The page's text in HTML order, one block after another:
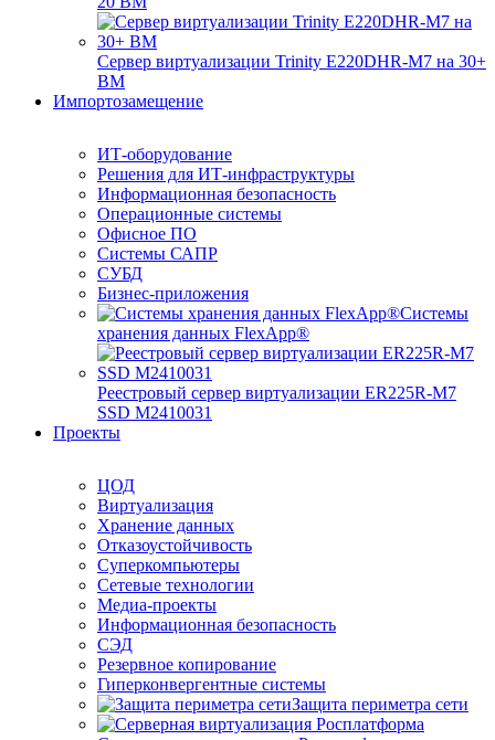
Сервер виртуализации Trinity E220DHR-M7 на 30+
ВМ
Импортозамещение
ИТ-оборудование
Решения для ИТ-инфраструктуры
Информационная безопасность
Операционные системы
Офисное ПО
Системы САПР
СУБД
Бизнес-приложения
Системы
хранения данных FlexApp®
Реестровый сервер виртуализации ER225R-M7
SSD М2410031
Проекты
ЦОД
Виртуализация
Хранение данных
Отказоустойчивость
Суперкомпьютеры
Сетевые технологии
Медиа-проекты
Информационная безопасность
СЭД
Резервное копирование
Гиперконвергентные системы
Защита периметра сети